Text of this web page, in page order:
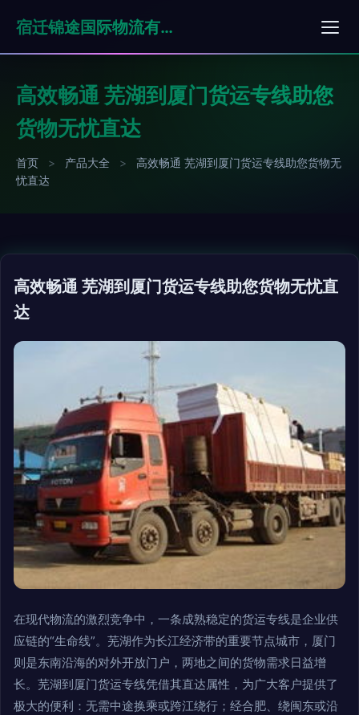
宿迁锦途国际物流有限公司
高效畅通 芜湖到厦门货运专线助您
货物无忧直达
首页 > 产品大全 >
高效畅通 芜湖到厦门货运专线助您货物无
忧直达
高效畅通 芜湖到厦门货运专线助您货物无忧直
达
在现代物流的激烈竞争中，一条成熟稳定的货运专线是企业供
应链的“生命线”。芜湖作为长江经济带的重要节点城市，厦门
则是东南沿海的对外开放门户，两地之间的货物需求日益增
长。芜湖到厦门货运专线凭借其直达属性，为广大客户提供了
极大的便利：无需中途换乘或跨江绕行；经合肥、绕闽东或沿